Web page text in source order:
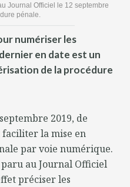
Journal Officiel le 12 septembre
pénale.
numériser les
en date est un
de la procédure
2019, de
faciliter la mise en
par voie numérique.
au Journal Officiel
préciser les